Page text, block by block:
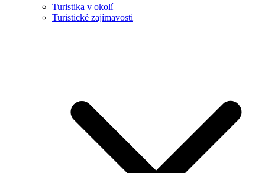
Turistika v okolí
Turistické zajímavosti